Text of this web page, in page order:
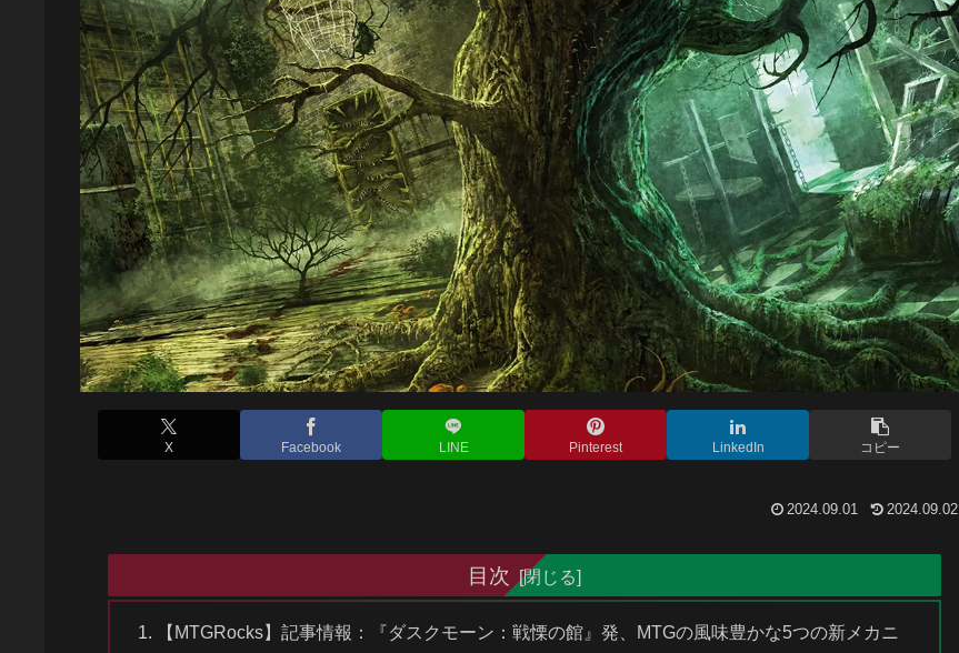
X Facebook LINE Pinterest LinkedIn コピー
2024.09.01 2024.09.02
目次
【MTGRocks】記事情報：『ダスクモーン：戦慄の館』発、MTGの風味豊かな5つの新メカニ